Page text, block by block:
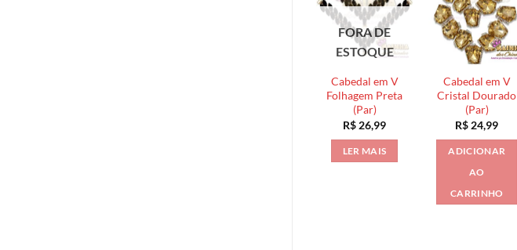
FORA DE
ESTOQUE
Cabedal em V
Folhagem Preta
(Par)
R$ 26,99
LER MAIS
Cabedal em V
Cristal Dourado
(Par)
R$ 24,99
ADICIONAR
AO
CARRINHO